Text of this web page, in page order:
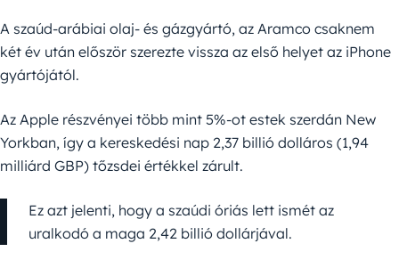
A szaúd-arábiai olaj- és gázgyártó, az Aramco csaknem
két év után először szerezte vissza az első helyet az iPhone
gyártójától.
Az Apple részvényei több mint 5%-ot estek szerdán New
Yorkban, így a kereskedési nap 2,37 billió dolláros (1,94
milliárd GBP) tőzsdei értékkel zárult.
Ez azt jelenti, hogy a szaúdi óriás lett ismét az
uralkodó a maga 2,42 billió dollárjával.